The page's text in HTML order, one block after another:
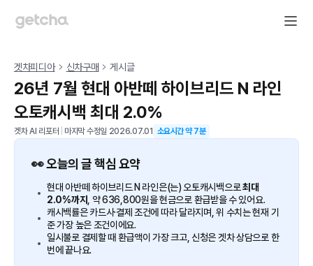
겟차피디아 신차구매 게시글
26년 7월 현대 아반떼 하이브리드 N 라인
오토캐시백 최대 2.0%
겟차 AI 리포터 마지막 수정일 2026.07.01 소요시간 약7분
👀 오늘의 글 핵심 요약
현대 아반떼 하이브리드 N 라인은(는) 오토캐시백으로최대
2.0%까지 , 약 636,800원을 현금으로 환급받을 수 있어요.
캐시백률은 카드사·결제 조건에 따라 달라지며, 위 수치는 현재 기
준 가장 높은 조건이에요.
일시불로 결제할 때 환급액이 가장 크고, 신청은 겟차 상담으로 한
번에 끝나요.